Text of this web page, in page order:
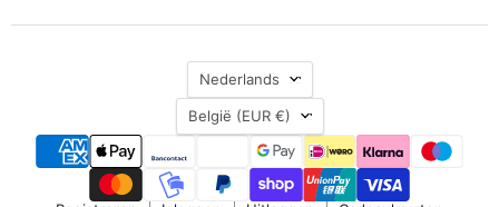
Taal
Nederlands
Land
België (EUR €)